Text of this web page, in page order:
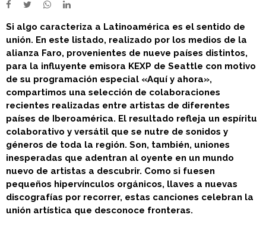
Si algo caracteriza a Latinoamérica es el sentido de
unión. En este listado, realizado por los medios de la
alianza Faro, provenientes de nueve países distintos,
para la influyente emisora KEXP de Seattle con motivo
de su programación especial «Aquí y ahora»,
compartimos una selección de colaboraciones
recientes realizadas entre artistas de diferentes
países de Iberoamérica. El resultado refleja un espíritu
colaborativo y versátil que se nutre de sonidos y
géneros de toda la región. Son, también, uniones
inesperadas que adentran al oyente en un mundo
nuevo de artistas a descubrir. Como si fuesen
pequeños hipervínculos orgánicos, llaves a nuevas
discografías por recorrer, estas canciones celebran la
unión artística que desconoce fronteras.